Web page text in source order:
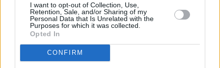
I want to opt-out of Collection, Use,
Retention, Sale, and/or Sharing of my
Personal Data that Is Unrelated with the
Purposes for which it was collected.
Opted In
CONFIRM
Džilindžera mīļoto Lindu Kalniņu
piemeklējušas savādas sajūtas. Viņa
atklāj iemeslu